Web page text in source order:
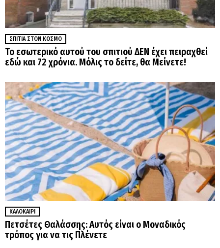
ΣΠΊΤΙΑ ΣΤΟΝ ΚΌΣΜΟ
Το εσωτερικό αυτού του σπιτιού ΔΕΝ έχει πειραχθεί
εδώ και 72 χρόνια. Μόλις το δείτε, θα Μείνετε!
ΚΑΛΟΚΑΊΡΙ
Πετσέτες Θαλάσσης: Αυτός είναι ο Μοναδικός
τρόπος για να τις Πλένετε